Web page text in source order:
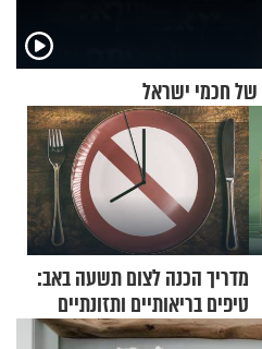
של חכמי ישראל
מדריך הכנה לצום תשעה באב:
טיפים בריאותיים ותזונתיים
לשמירה על הגוף